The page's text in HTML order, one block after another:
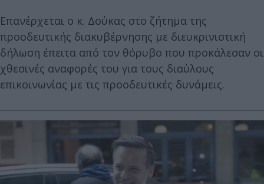
Επανέρχεται ο κ. Δούκας στο ζήτημα της
προοδευτικής διακυβέρνησης με διευκρινιστική
δήλωση έπειτα από τον θόρυβο που προκάλεσαν οι
χθεσινές αναφορές του για τους διαύλους
επικοινωνίας με τις προοδευτικές δυνάμεις.